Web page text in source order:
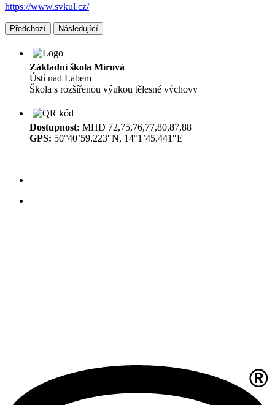
https://www.svkul.cz/
Předchozí Následující
Základní škola Mírová
Ústí nad Labem
Škola s rozšířenou výukou tělesné výchovy
Dostupnost: MHD 72,75,76,77,80,87,88
GPS: 50°40’59.223″N, 14°1’45.441″E